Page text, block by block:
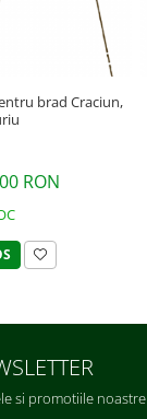
brad Craciun,
RON
si promotiile noastre